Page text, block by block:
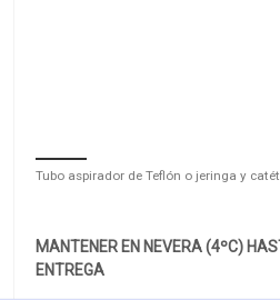
Tubo aspirador de Teflón o jeringa y
MANTENER EN NEVERA (4ºC)
ENTREGA